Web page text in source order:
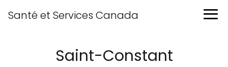
Santé et Services Canada
Saint-Constant